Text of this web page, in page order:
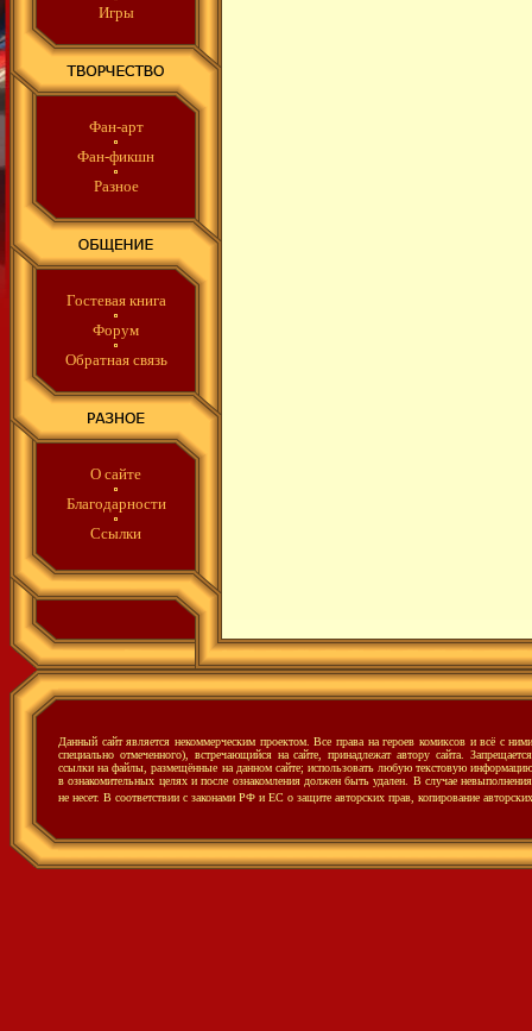
Игры
Фан-арт
Фан-фикшн
Разное
Гостевая книга
Форум
Обратная связь
О сайте
Благодарности
Ссылки
Данный сайт является некоммерческим проектом. Все права на героев комиксов и всё с
специально отмеченного), встречающийся на сайте, принадлежат автору сайта.
ссылки на файлы, размещённые на данном сайте; использовать любую текстовую
в ознакомительных целях и после ознакомления должен быть удален. В случае невыполнения
не несет. В соответствии с законами РФ и ЕС о защите авторских прав, копирование